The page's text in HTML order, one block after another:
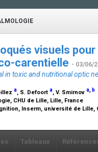
visuels
carentielle - 03/06/
in toxic and nutritional optic
a, S. Defoort a, V. Smirnov a, b
CHU de Lille, Lille, France
Inserm, université de Lille,
Tableaux